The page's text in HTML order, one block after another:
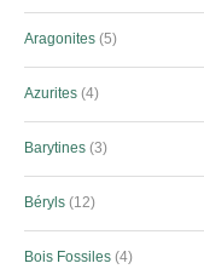
Aragonites 5
Azurites 4
Barytines 3
Béryls 12
Bois Fossiles 4